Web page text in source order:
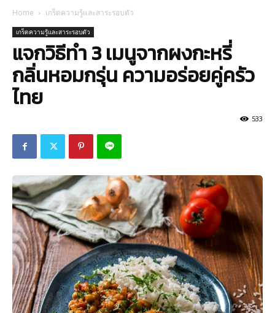
Home เกร็ดความรู้และสาระรอบตัว
เกร็ดความรู้และสาระรอบตัว
แจกวิธีทำ 3 เมนูจากผงกะหรี่
กลิ่นหอมกรุ่น ความอร่อยคู่ครัว
ไทย
533